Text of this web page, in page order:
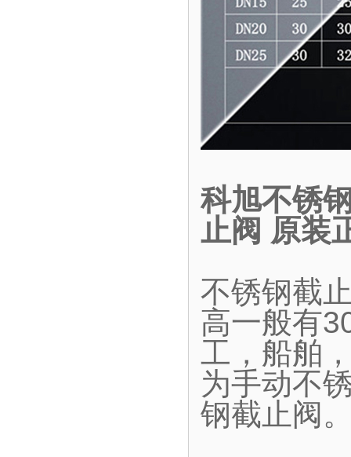
科旭不锈
止阀 原装
不锈钢截
高一般有
工，船舶
为手动不
钢截止阀